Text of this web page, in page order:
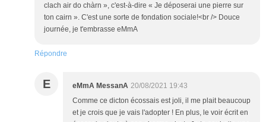
clach air do chàrn », c'est-à-dire « Je déposerai une pierre sur
ton cairn ». C'est une sorte de fondation sociale!<br /> Douce
journée, je t'embrasse eMmA
Répondre
E eMmA MessanA 20/08/2021 19:43
Comme ce dicton écossais est joli, il me plait beaucoup
et je crois que je vais l'adopter ! En plus, le voir écrit en